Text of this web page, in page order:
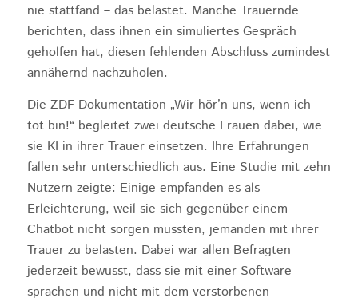
nie stattfand – das belastet. Manche Trauernde
berichten, dass ihnen ein simuliertes Gespräch
geholfen hat, diesen fehlenden Abschluss zumindest
annähernd nachzuholen.
Die ZDF-Dokumentation „Wir hör’n uns, wenn ich
tot bin!“ begleitet zwei deutsche Frauen dabei, wie
sie KI in ihrer Trauer einsetzen. Ihre Erfahrungen
fallen sehr unterschiedlich aus. Eine Studie mit zehn
Nutzern zeigte: Einige empfanden es als
Erleichterung, weil sie sich gegenüber einem
Chatbot nicht sorgen mussten, jemanden mit ihrer
Trauer zu belasten. Dabei war allen Befragten
jederzeit bewusst, dass sie mit einer Software
sprachen und nicht mit dem verstorbenen